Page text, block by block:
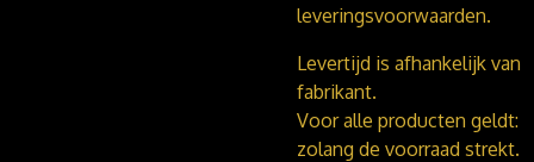
leveringsvoorwaarden.
Levertijd is afhankelijk van
fabrikant.
Voor alle producten geldt:
zolang de voorraad strekt.